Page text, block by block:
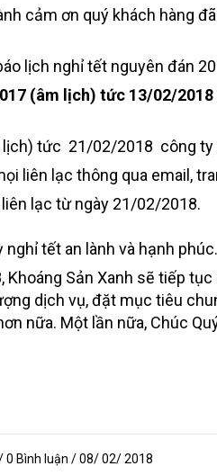
cảm ơn quý khách hàng
lịch nghỉ tết nguyên đán
(âm lịch) tức 13/02/
tức 21/02/2018 công ty
liên lạc thông qua email,
lạc từ ngày 21/02/2018.
tết an lành và hạnh phúc.
Khoáng Sản Xanh sẽ tiếp
dịch vụ, đặt mục tiêu
nữa. Một lần nữa, Chúc
0 Bình luận / 08/ 02/ 2018